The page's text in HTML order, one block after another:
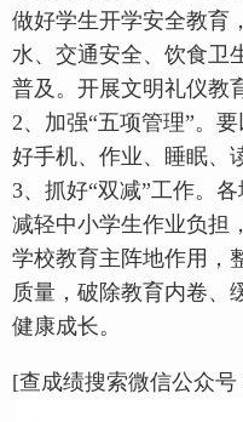
做好学生开学安全教育
水、交通安全、饮食卫
普及。开展文明礼仪教
2、加强“五项管理”。
好手机、作业、睡眠、
3、抓好“双减”工作。
减轻中小学生作业负担
学校教育主阵地作用，
质量，破除教育内卷、
健康成长。
[查成绩搜索微信公众号